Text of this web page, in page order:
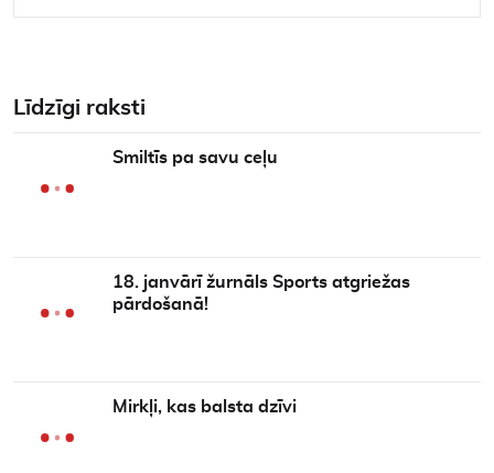
Līdzīgi raksti
Smiltīs pa savu ceļu
18. janvārī žurnāls Sports atgriežas
pārdošanā!
Mirkļi, kas balsta dzīvi